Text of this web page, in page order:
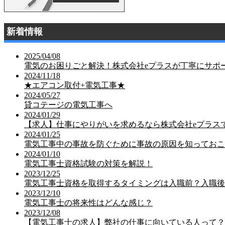
新着情報
2025/04/08
電気のお困りごと解決！株式会社eプラスが丁寧にサポ
2024/11/18
★エアコン取付+電気工事★
2024/05/27
貸コテージの電気工事へ
2024/01/29
【求人】仕事にやりがいを求めるなら株式会社eプラス
2024/01/25
電気工事中の事故を防ぐために事故の原因を知っておこ
2024/01/10
電気工事士資格試験の対策を解説！
2023/12/25
電気工事士資格を取得するタイミングは入職前？入職後
2023/12/10
電気工事士の将来性はどんな感じ？
2023/12/08
【電気工事士の求人】弊社の仕事に向いている人って？